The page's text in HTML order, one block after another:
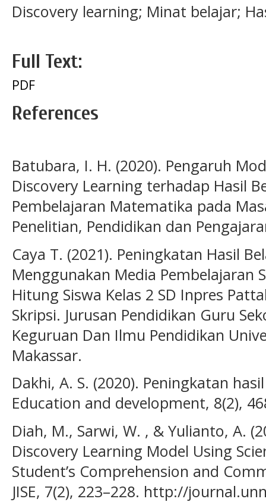
Discovery learning; Minat belajar;
Full Text:
PDF
References
Batubara, I. H. (2020). Pengaruh
Discovery Learning terhadap Hasil
Pembelajaran Matematika pada
Penelitian, Pendidikan dan
Caya T. (2021). Peningkatan Hasil
Menggunakan Media Pembelajaran
Hitung Siswa Kelas 2 SD Inpres
Skripsi. Jurusan Pendidikan Guru
Keguruan Dan Ilmu Pendidikan
Makassar.
Dakhi, A. S. (2020). Peningkatan
Education and development, 8(2),
Diah, M., Sarwi, W. , & Yulianto, A.
Discovery Learning Model Using
Student’s Comprehension and
JISE, 7(2), 223–228. http://